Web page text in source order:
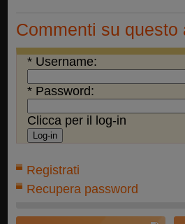
Commenti su questo
* Username:
* Password:
Clicca per il log-in
Registrati
Recupera password